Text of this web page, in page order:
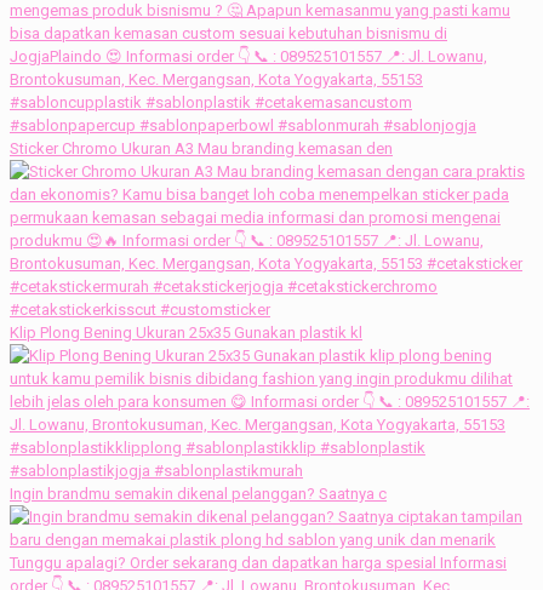
Sticker Chromo Ukuran A3 Mau branding kemasan den
Klip Plong Bening Ukuran 25x35 Gunakan plastik kl
Ingin brandmu semakin dikenal pelanggan? Saatnya c